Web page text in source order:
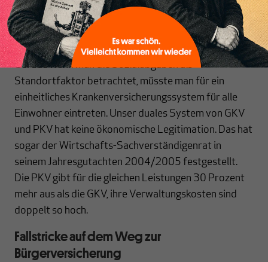
Krankenversicherungssystem und dort eine
Beitragsbemessungsgrenze wie in der
Rentenversicherung hätten.
Gerade wenn man die Sozialabgaben als
Standortfaktor betrachtet, müsste man für ein
einheitliches Krankenversicherungssystem für alle
Einwohner eintreten. Unser duales System von GKV
und PKV hat keine ökonomische Legitimation. Das hat
sogar der Wirtschafts-Sachverständigenrat in
seinem Jahresgutachten 2004/2005 festgestellt.
Die PKV gibt für die gleichen Leistungen 30 Prozent
mehr aus als die GKV, ihre Verwaltungskosten sind
doppelt so hoch.
Fallstricke auf dem Weg zur
Bürgerversicherung